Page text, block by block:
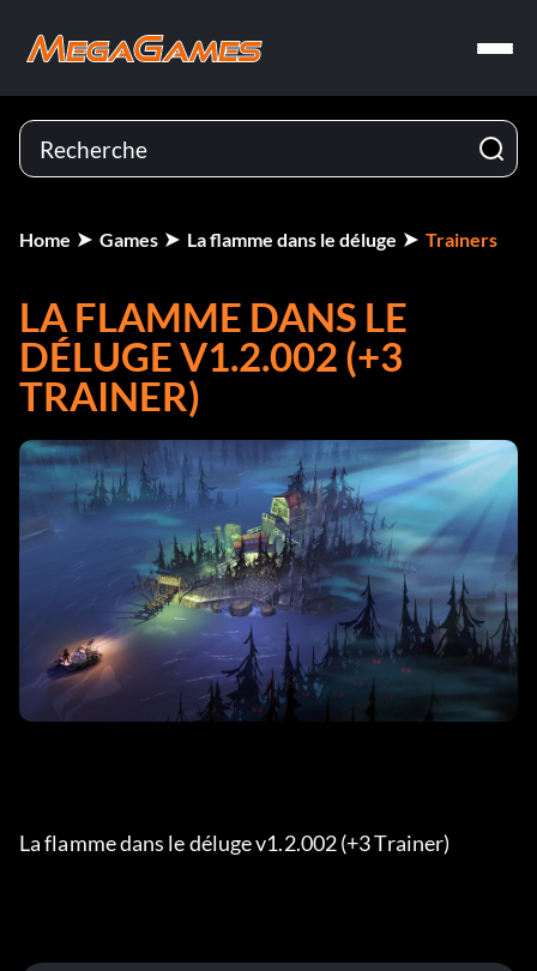
Home Games La flamme dans le déluge Trainers
LA FLAMME DANS LE
DÉLUGE V1.2.002 (+3
TRAINER)
La flamme dans le déluge v1.2.002 (+3 Trainer)